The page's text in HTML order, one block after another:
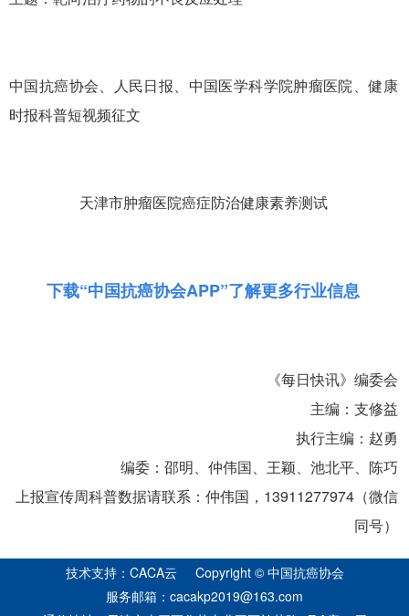
中国抗癌协会、人民日报、中国医学科学院肿瘤医院、健康
时报科普短视频征文
天津市肿瘤医院癌症防治健康素养测试
下载“中国抗癌协会APP”了解更多行业信息
《每日快讯》编委会
主编：支修益
执行主编：赵勇
编委：邵明、仲伟国、王颖、池北平、陈巧
上报宣传周科普数据请联系：仲伟国，13911277974（微信
同号）
技术支持：CACA云 Copyright © 中国抗癌协会
服务邮箱：cacakp2019@163.com